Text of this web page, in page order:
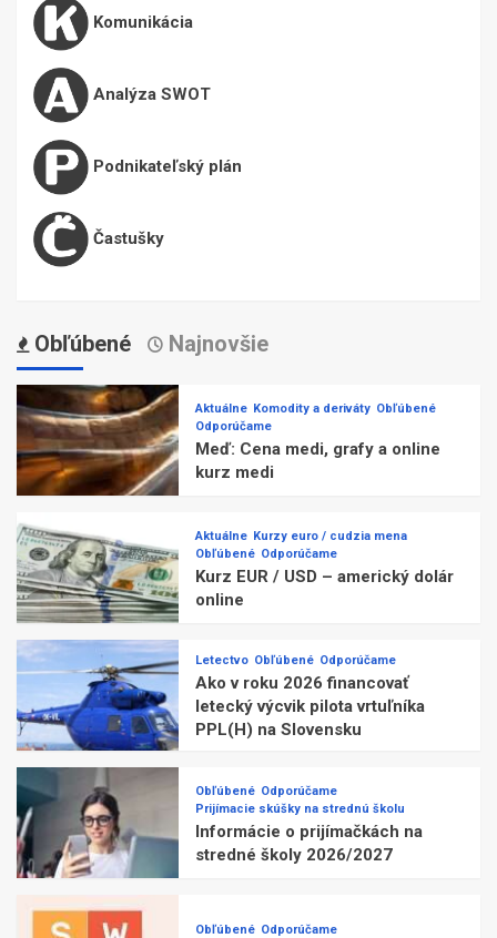
Komunikácia
Analýza SWOT
Podnikateľský plán
Častušky
Obľúbené Najnovšie
Aktuálne Komodity a deriváty Obľúbené
Odporúčame
Meď: Cena medi, grafy a online
kurz medi
Aktuálne Kurzy euro / cudzia mena
Obľúbené Odporúčame
Kurz EUR / USD – americký dolár
online
Letectvo Obľúbené Odporúčame
Ako v roku 2026 financovať
letecký výcvik pilota vrtuľníka
PPL(H) na Slovensku
Obľúbené Odporúčame
Prijímacie skúšky na strednú školu
Informácie o prijímačkách na
stredné školy 2026/2027
Obľúbené Odporúčame